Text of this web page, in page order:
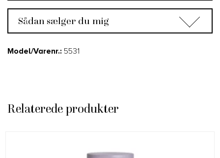
Sådan sælger du mig
Model/Varenr.: 5531
Relaterede produkter